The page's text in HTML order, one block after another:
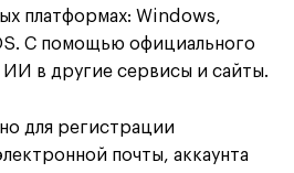
платформах: Windows,
С помощью официального
в другие сервисы и сайты.
для регистрации
почты, аккаунта